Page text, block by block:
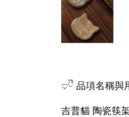
𓂑𓎹 品項名稱與
吉普貓 陶瓷筷